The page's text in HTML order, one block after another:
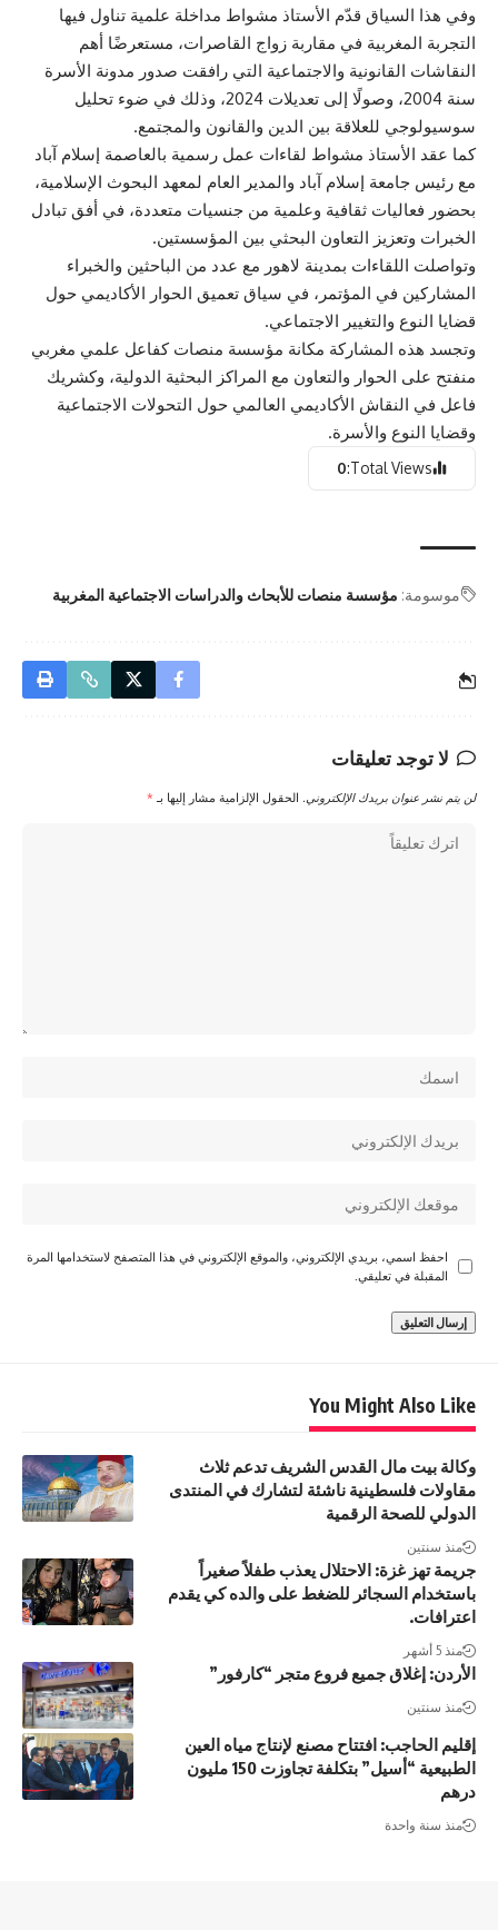
وفي هذا السياق قدّم الأستاذ مشواط مداخلة علمية تناول فيها
التجربة المغربية في مقاربة زواج القاصرات، مستعرضًا أهم
النقاشات القانونية والاجتماعية التي رافقت صدور مدونة الأسرة
سنة 2004، وصولًا إلى تعديلات 2024، وذلك في ضوء تحليل
سوسيولوجي للعلاقة بين الدين والقانون والمجتمع.
كما عقد الأستاذ مشواط لقاءات عمل رسمية بالعاصمة إسلام آباد
مع رئيس جامعة إسلام آباد والمدير العام لمعهد البحوث الإسلامية،
بحضور فعاليات ثقافية وعلمية من جنسيات متعددة، في أفق تبادل
الخبرات وتعزيز التعاون البحثي بين المؤسستين.
وتواصلت اللقاءات بمدينة لاهور مع عدد من الباحثين والخبراء
المشاركين في المؤتمر، في سياق تعميق الحوار الأكاديمي حول
قضايا النوع والتغيير الاجتماعي.
وتجسد هذه المشاركة مكانة مؤسسة منصات كفاعل علمي مغربي
منفتح على الحوار والتعاون مع المراكز البحثية الدولية، وكشريك
فاعل في النقاش الأكاديمي العالمي حول التحولات الاجتماعية
وقضايا النوع والأسرة.
Total Views:
0
موسومة: مؤسسة منصات للأبحاث والدراسات الاجتماعية المغربية
لا توجد تعليقات
لن يتم نشر عنوان بريدك الإلكتروني. الحقول الإلزامية مشار إليها بـ *
احفظ اسمي، بريدي الإلكتروني، والموقع الإلكتروني في هذا المتصفح لاستخدامها المرة
المقبلة في تعليقي.
You Might Also Like
وكالة بيت مال القدس الشريف تدعم ثلاث
مقاولات فلسطينية ناشئة لتشارك في المنتدى
الدولي للصحة الرقمية
منذ سنتين
جريمة تهز غزة: الاحتلال يعذب طفلاً صغيراً
باستخدام السجائر للضغط على والده كي يقدم
اعترافات.
منذ 5 أشهر
الأردن: إغلاق جميع فروع متجر “كارفور”
منذ سنتين
إقليم الحاجب: افتتاح مصنع لإنتاج مياه العين
الطبيعية “أسيل” بتكلفة تجاوزت 150 مليون
درهم
منذ سنة واحدة